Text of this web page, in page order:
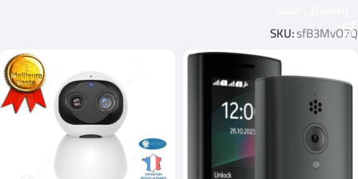
SKU:sfB3MvO7Q